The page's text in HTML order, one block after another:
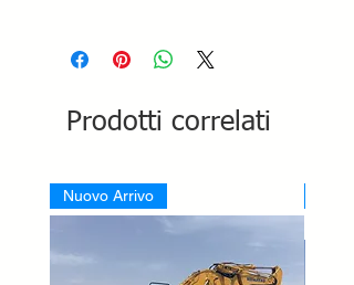
Prodotti correlati
Nuovo Arrivo